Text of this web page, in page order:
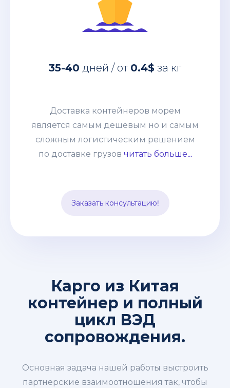
35-40 дней / от 0.4$ за кг
Доставка контейнеров морем
является самым дешевым но и самым
сложным логистическим решением
по доставке грузов читать больше...
Заказать консультацию!
является самым дешевым но и самым
сотрудничая с нашей компанией, Вы
получаете окончательную и
неизменную статью расходов, к тому-
же Вам не нужно быть участником
себя.
Карго из Китая
контейнер и полный
цикл ВЭД
сопровождения.
Основная задача нашей работы выстроить
партнерские взаимоотношения так, чтобы